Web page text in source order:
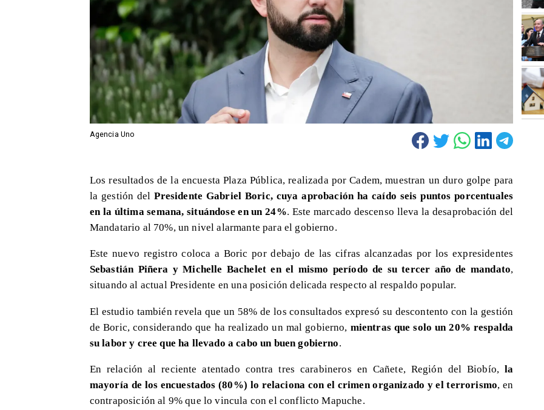
Agencia Uno
Los resultados de la encuesta Plaza Pública, realizada por Cadem, muestran un duro golpe para
la gestión del Presidente Gabriel Boric, cuya aprobación ha caído seis puntos porcentuales
en la última semana, situándose en un 24%. Este marcado descenso lleva la desaprobación del
Mandatario al 70%, un nivel alarmante para el gobierno.
Este nuevo registro coloca a Boric por debajo de las cifras alcanzadas por los expresidentes
Sebastián Piñera y Michelle Bachelet en el mismo período de su tercer año de mandato,
situando al actual Presidente en una posición delicada respecto al respaldo popular.
El estudio también revela que un 58% de los consultados expresó su descontento con la gestión
de Boric, considerando que ha realizado un mal gobierno, mientras que solo un 20% respalda
su labor y cree que ha llevado a cabo un buen gobierno.
En relación al reciente atentado contra tres carabineros en Cañete, Región del Biobío, la
mayoría de los encuestados (80%) lo relaciona con el crimen organizado y el terrorismo, en
contraposición al 9% que lo vincula con el conflicto Mapuche.